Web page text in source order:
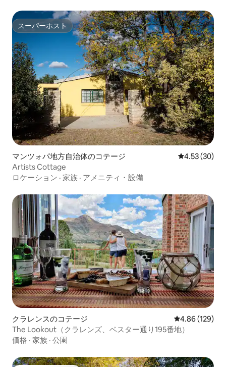
スーパーホスト
スーパーホスト
マンツォパ地方自治体のコテージ レビュー30
4.53 (30)
Artists Cottage
ロケーション · 家族 · アメニティ・設備
クラレンスのコテージ レビュー129
4.86 (129)
The Lookout（クラレンズ、ベスター通り195番地）
価格 · 家族 · 公園